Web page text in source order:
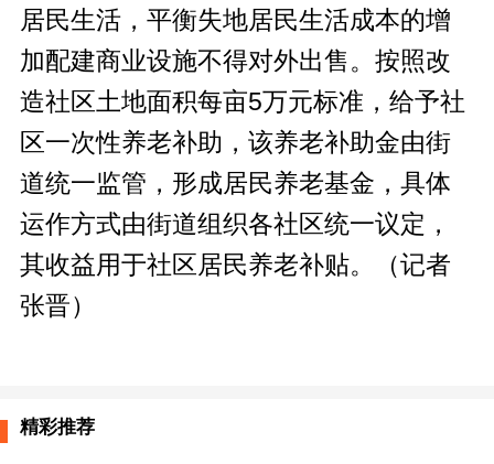
居民生活，平衡失地居民生活成本的增
加配建商业设施不得对外出售。按照改
造社区土地面积每亩5万元标准，给予社
区一次性养老补助，该养老补助金由街
道统一监管，形成居民养老基金，具体
运作方式由街道组织各社区统一议定，
其收益用于社区居民养老补贴。（记者
张晋）
精彩推荐